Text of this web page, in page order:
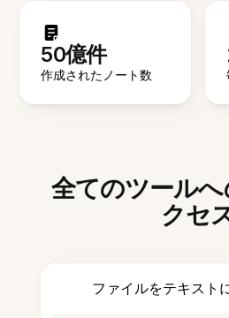
50億件
作成されたノート数
全てのツール
クセ
ファイルをテキスト